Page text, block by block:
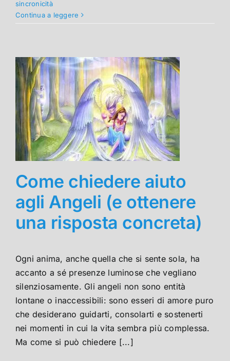
sincronicità
Continua a leggere
Come chiedere aiuto
agli Angeli (e ottenere
una risposta concreta)
Ogni anima, anche quella che si sente sola, ha
accanto a sé presenze luminose che vegliano
silenziosamente. Gli angeli non sono entità
lontane o inaccessibili: sono esseri di amore puro
che desiderano guidarti, consolarti e sostenerti
nei momenti in cui la vita sembra più complessa.
Ma come si può chiedere [...]